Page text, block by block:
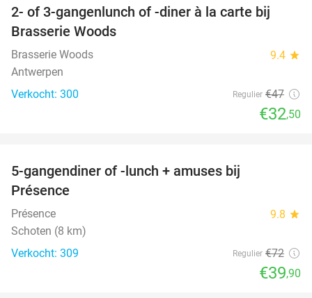
31%
2- of 3-gangenlunch of -diner à la carte bij
Brasserie Woods
Brasserie Woods 9.4 star
Antwerpen
Verkocht: 300
Regulier €47
€32,50
5-gangendiner of -lunch + amuses bij
Présence
Présence 9.8 star
Schoten (8 km)
Verkocht: 309
Regulier €72
€39,90